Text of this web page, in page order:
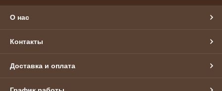
О нас
Контакты
Доставка и оплата